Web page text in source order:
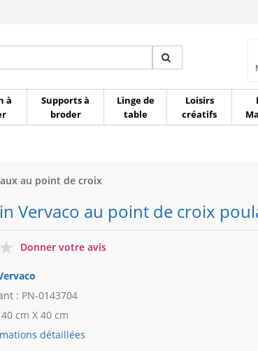
à
Supports à
broder
Linge de
table
Loisirs
créatifs
au point de croix
Vervaco au point de croix
0
Donner votre avis
: PN-0143704
40 cm X 40 cm
détaillées